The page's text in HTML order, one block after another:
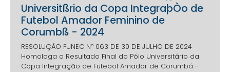
Universitßrio da Copa IntegraþÒo de
Futebol Amador Feminino de
Corumbß - 2024
RESOLUÇÃO FUNEC Nº 063 DE 30 DE JULHO DE 2024
Homologa o Resultado Final do Pólo Universitário da
Copa Integração de Futebol Amador de Corumbá -